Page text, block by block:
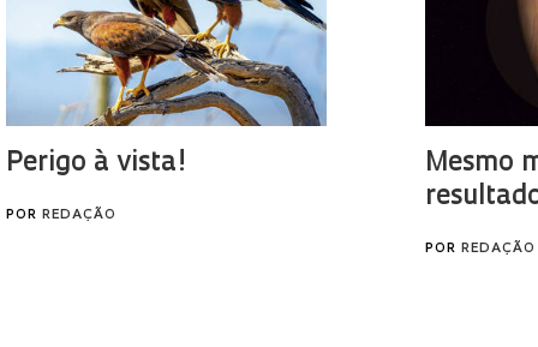
Perigo à vista!
POR REDAÇÃO
Mesmo
POR REDAÇÃO